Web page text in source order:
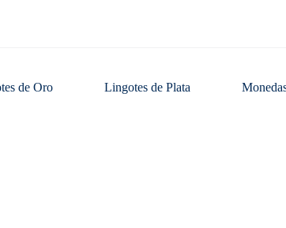
de Oro Lingotes de Plata